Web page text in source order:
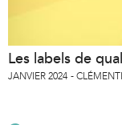
Les labels de
JANVIER 2024